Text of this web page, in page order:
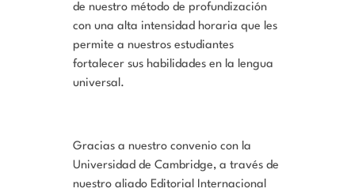
de nuestro método de profundización
con una alta intensidad horaria que les
permite a nuestros estudiantes
fortalecer sus habilidades en la lengua
universal.
Gracias a nuestro convenio con la
Universidad de Cambridge, a través de
nuestro aliado Editorial Internacional